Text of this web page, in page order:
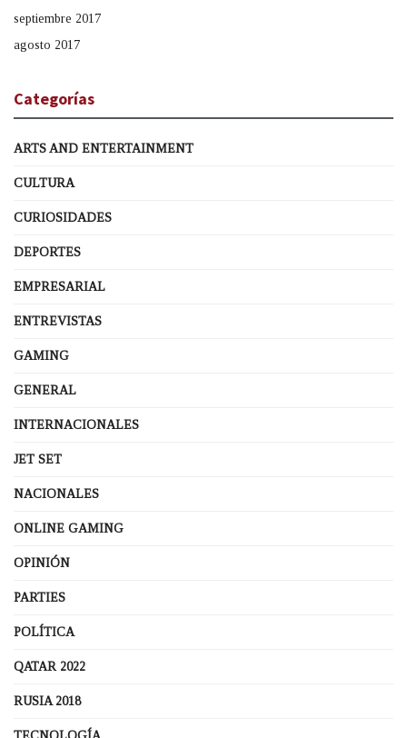
septiembre 2017
agosto 2017
Categorías
ARTS AND ENTERTAINMENT
CULTURA
CURIOSIDADES
DEPORTES
EMPRESARIAL
ENTREVISTAS
GAMING
GENERAL
INTERNACIONALES
JET SET
NACIONALES
ONLINE GAMING
OPINIÓN
PARTIES
POLÍTICA
QATAR 2022
RUSIA 2018